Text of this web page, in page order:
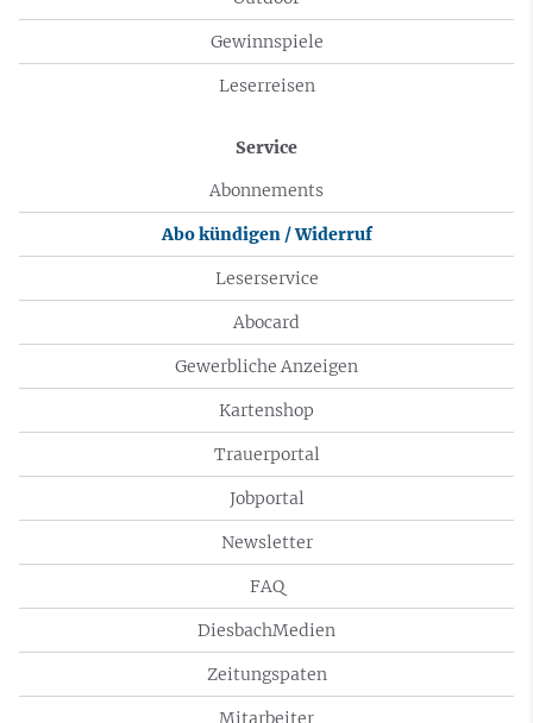
Gewinnspiele
Leserreisen
Service
Abonnements
Abo kündigen / Widerruf
Leserservice
Abocard
Gewerbliche Anzeigen
Kartenshop
Trauerportal
Jobportal
Newsletter
FAQ
DiesbachMedien
Zeitungspaten
Mitarbeiter